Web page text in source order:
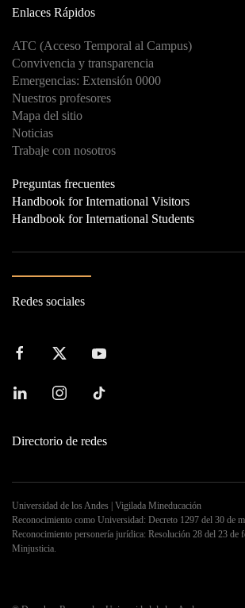
Enlaces Rápidos
ATC (Acceso Temporal al Campus)
Convivencia y transparencia
Emergencias: Extensión 0000
Nuestros profesores
Mapa del sitio
Noticias
Trabaje con nosotros
Preguntas frecuentes
Handbook for International Visitors
Handbook for International Students
Redes sociales
Directorio de redes
Universidad de los Andes | Vigilada Mineducación
Reconocimiento como Universidad: Decreto 1297 del 30 de
Reconocimiento personería jurídica: Resolución 28 del 23 de
Minjusticia.